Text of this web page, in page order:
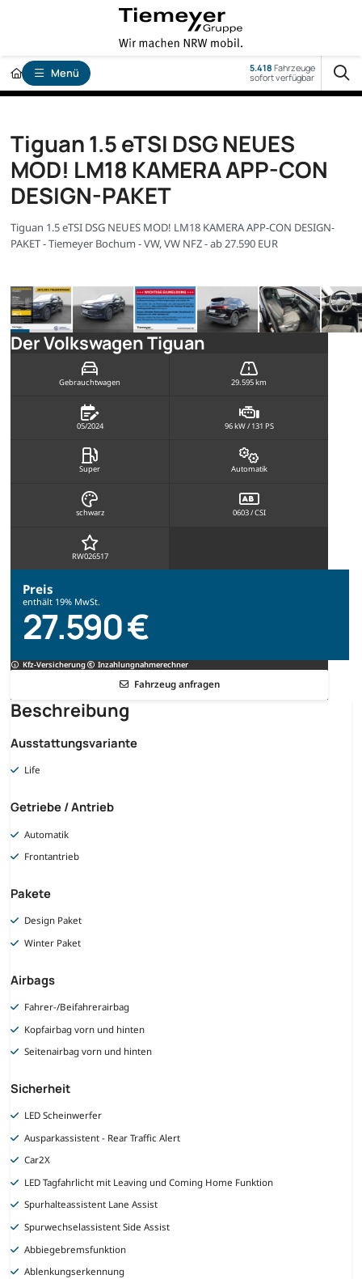
Menü 5.418 Fahrzeuge
sofort verfügbar
Tiguan 1.5 eTSI DSG NEUES
MOD! LM18 KAMERA APP-CON
DESIGN-PAKET
Tiguan 1.5 eTSI DSG NEUES MOD! LM18 KAMERA APP-CON DESIGN-
PAKET - Tiemeyer Bochum - VW, VW NFZ - ab 27.590 EUR
Der Volkswagen Tiguan
Gebrauchtwagen 29.595 km
05/2024 96 kW / 131 PS
Super Automatik
schwarz 0603 / CSI
RW026517
Preis
enthält 19% MwSt.
27.590 €
Kfz-Versicherung Inzahlungnahmerechner
Fahrzeug anfragen
Beschreibung
Ausstattungsvariante
Life
Getriebe / Antrieb
Automatik
Frontantrieb
Pakete
Design Paket
Winter Paket
Airbags
Fahrer-/Beifahrerairbag
Kopfairbag vorn und hinten
Seitenairbag vorn und hinten
Sicherheit
LED Scheinwerfer
Ausparkassistent - Rear Traffic Alert
Car2X
LED Tagfahrlicht mit Leaving und Coming Home Funktion
Spurhalteassistent Lane Assist
Spurwechselassistent Side Assist
Abbiegebremsfunktion
Ablenkungserkennung